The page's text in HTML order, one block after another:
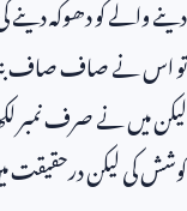
دینے والے کو دھوکہ
تو اس نے صاف صاف بتا
لیکن میں نے صرف نمبر
کوشش کی لیکن درحقیقت